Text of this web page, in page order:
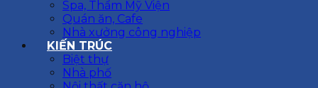
Spa, Thẩm Mỹ Viện
Quán ăn, Cafe
Nhà xưởng công nghiệp
KIẾN TRÚC
Biệt thự
Nhà phố